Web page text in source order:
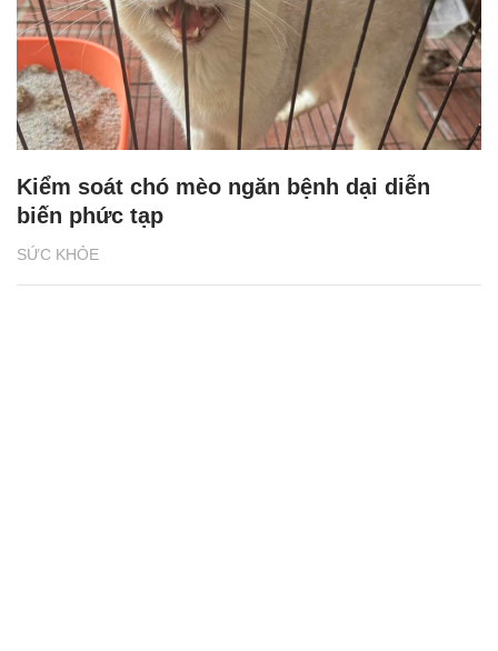
SỨC KHỎE
Kiểm soát chó mèo ngăn bệnh dại diễn
biến phức tạp